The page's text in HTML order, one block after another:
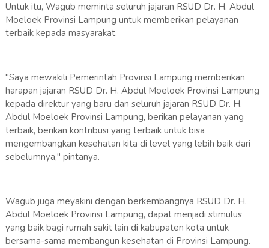
Untuk itu, Wagub meminta seluruh jajaran RSUD Dr. H. Abdul
Moeloek Provinsi Lampung untuk memberikan pelayanan
terbaik kepada masyarakat.
"Saya mewakili Pemerintah Provinsi Lampung memberikan
harapan jajaran RSUD Dr. H. Abdul Moeloek Provinsi Lampung
kepada direktur yang baru dan seluruh jajaran RSUD Dr. H.
Abdul Moeloek Provinsi Lampung, berikan pelayanan yang
terbaik, berikan kontribusi yang terbaik untuk bisa
mengembangkan kesehatan kita di level yang lebih baik dari
sebelumnya," pintanya.
Wagub juga meyakini dengan berkembangnya RSUD Dr. H.
Abdul Moeloek Provinsi Lampung, dapat menjadi stimulus
yang baik bagi rumah sakit lain di kabupaten kota untuk
bersama-sama membangun kesehatan di Provinsi Lampung.